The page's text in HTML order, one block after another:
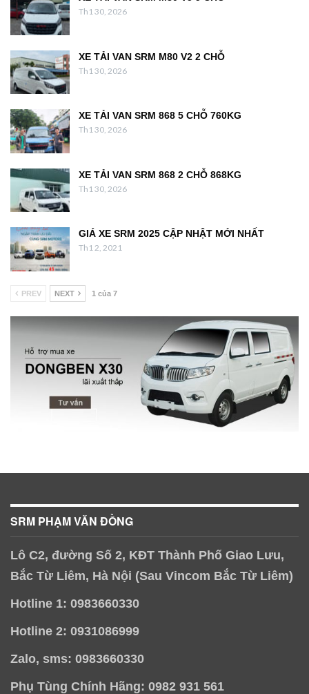
Th1 30, 2026
XE TẢI VAN SRM M80 V2 2 CHỖ
Th1 30, 2026
XE TẢI VAN SRM 868 5 CHỖ 760KG
Th1 30, 2026
XE TẢI VAN SRM 868 2 CHỖ 868KG
Th1 30, 2026
GIÁ XE SRM 2025 CẬP NHẬT MỚI NHẤT
Th1 2, 2021
PREV NEXT 1 của 7
SRM PHẠM VĂN ĐỒNG
Lô C2, đường Số 2, KĐT Thành Phố Giao Lưu,
Bắc Từ Liêm, Hà Nội (Sau Vincom Bắc Từ Liêm)
Hotline 1: 0983660330
Hotline 2: 0931086999
Zalo, sms: 0983660330
Phụ Tùng Chính Hãng: 0982 931 561